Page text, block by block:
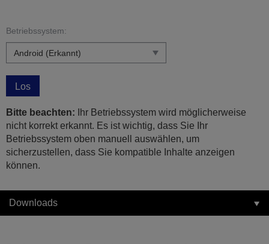
Betriebssystem:
Los
Bitte beachten: Ihr Betriebssystem wird möglicherweise
nicht korrekt erkannt. Es ist wichtig, dass Sie Ihr
Betriebssystem oben manuell auswählen, um
sicherzustellen, dass Sie kompatible Inhalte anzeigen
können.
Downloads